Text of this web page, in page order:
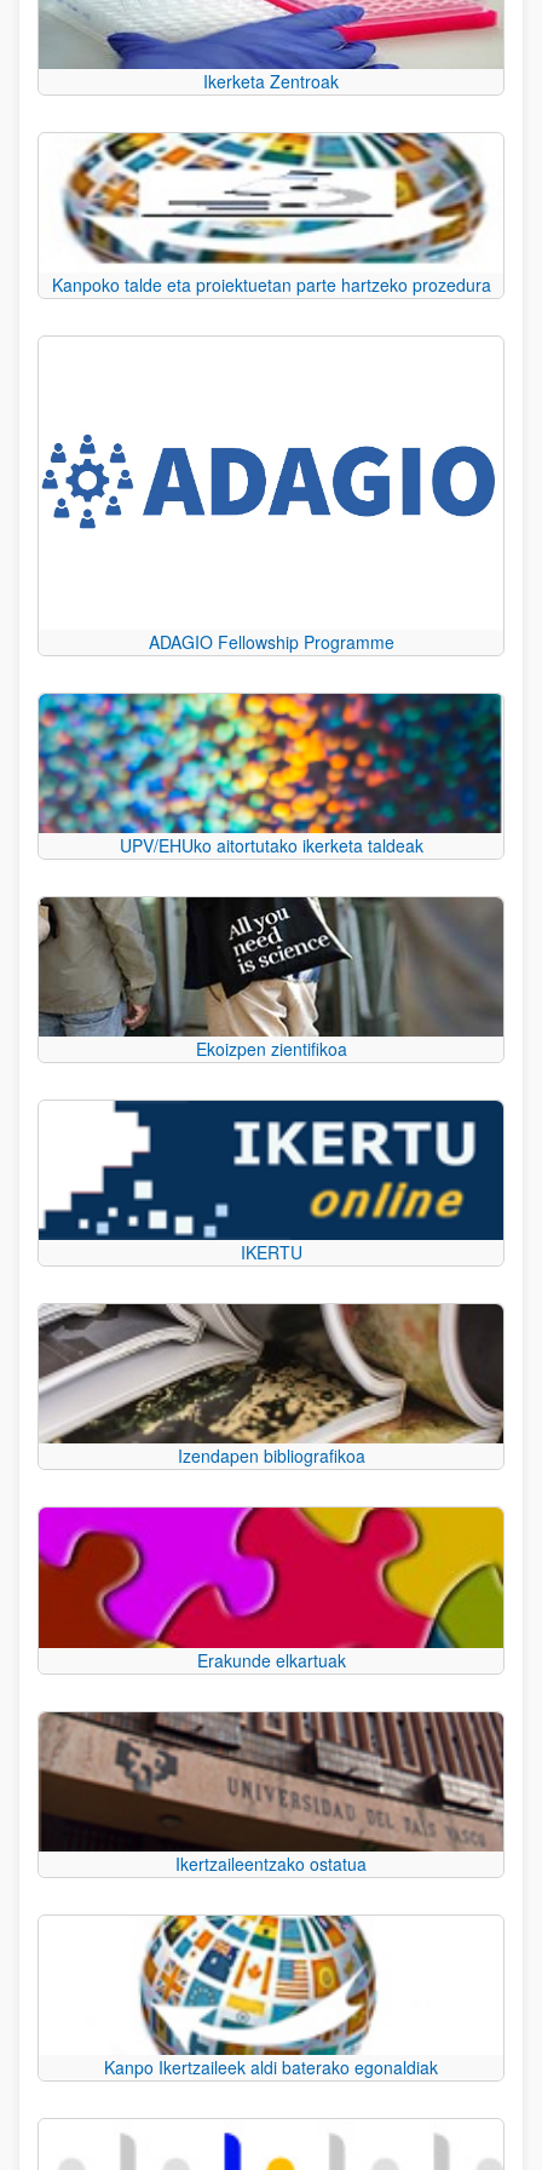
Ikerketa Zentroak
Kanpoko talde eta proiektuetan parte hartzeko prozedura
ADAGIO Fellowship Programme
UPV/EHUko aitortutako ikerketa taldeak
Ekoizpen zientifikoa
IKERTU
Izendapen bibliografikoa
Erakunde elkartuak
Ikertzaileentzako ostatua
Kanpo Ikertzaileek aldi baterako egonaldiak